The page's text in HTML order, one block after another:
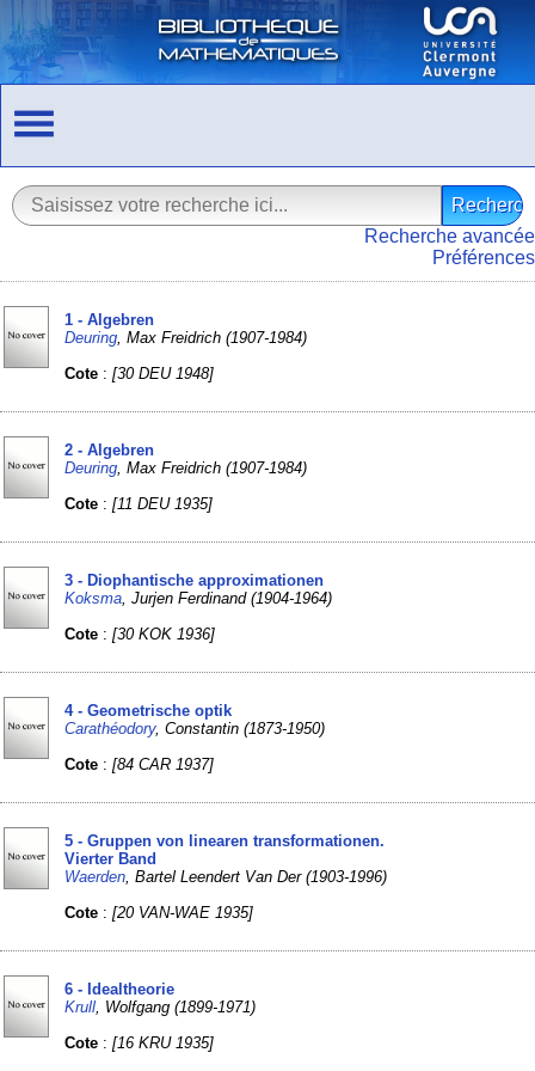
Recherche avancée
Préférences
1 - Algebren
Deuring , Max Freidrich (1907-1984)
Cote :[30 DEU 1948]
2 - Algebren
Deuring , Max Freidrich (1907-1984)
Cote :[11 DEU 1935]
3 - Diophantische approximationen
Koksma , Jurjen Ferdinand (1904-1964)
Cote :[30 KOK 1936]
4 - Geometrische optik
Carathéodory, Constantin (1873-1950)
Cote :[84 CAR 1937]
5 - Gruppen von linearen transformationen.
Vierter Band
Waerden , Bartel Leendert Van Der (1903-1996)
Cote :[20 VAN-WAE 1935]
6 - Idealtheorie
Krull , Wolfgang (1899-1971)
Cote :[16 KRU 1935]